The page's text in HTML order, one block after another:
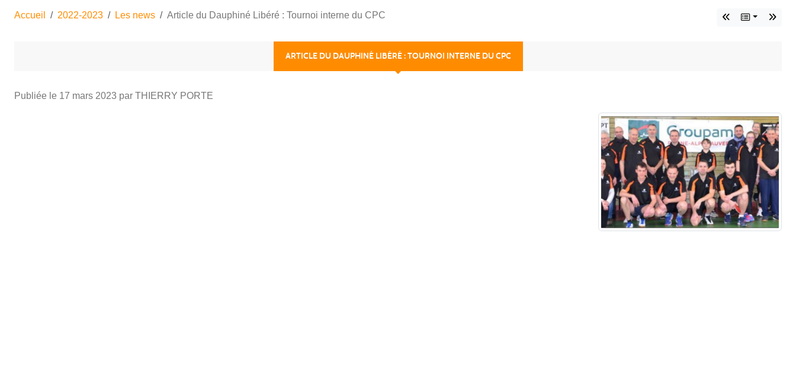
Accueil 2022-2023 Les news Article du Dauphiné Libéré : Tournoi interne du CPC
ARTICLE DU DAUPHINÉ LIBÉRÉ : TOURNOI INTERNE DU CPC
Publiée le 17 mars 2023 par THIERRY PORTE